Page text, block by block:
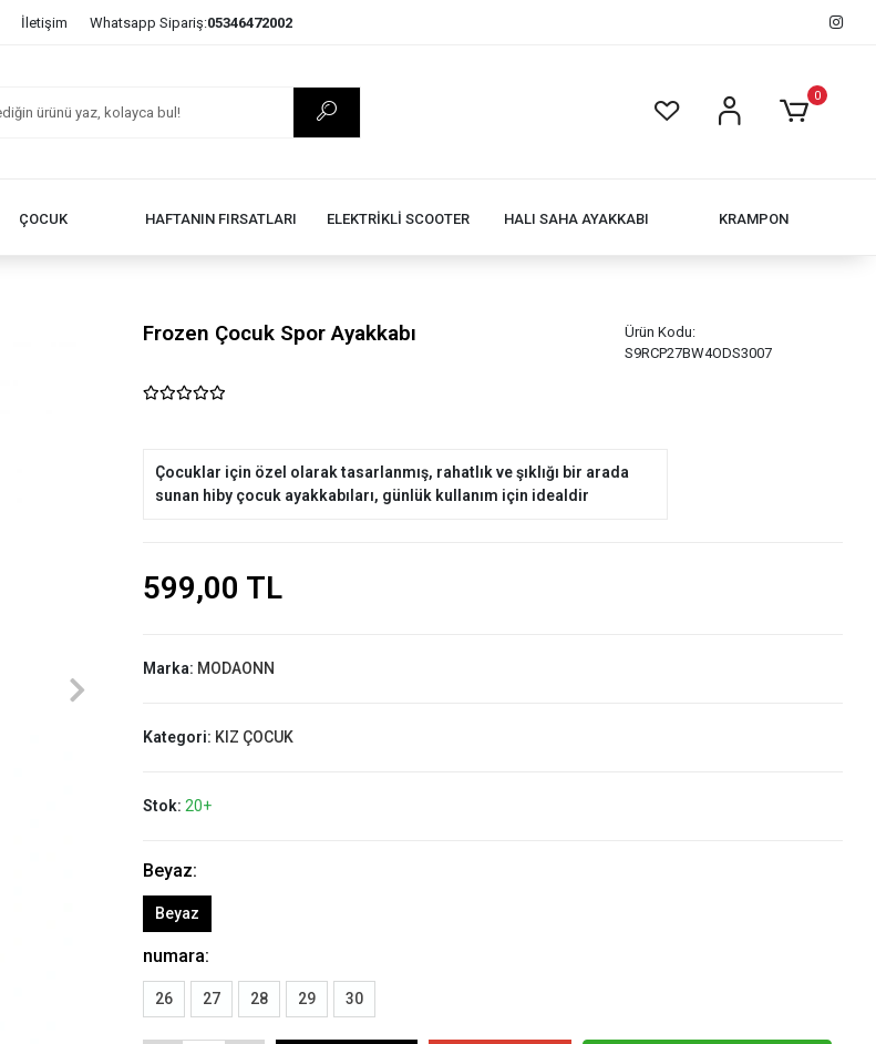
İletişim Whatsapp Sipariş:05346472002
0
ÇOCUK HAFTANIN FIRSATLARI ELEKTRİKLİ SCOOTER HALI SAHA AYAKKABI KRAMPON
Frozen Çocuk Spor Ayakkabı
Ürün Kodu:
S9RCP27BW4ODS3007
Çocuklar için özel olarak tasarlanmış, rahatlık ve şıklığı bir arada
sunan hiby çocuk ayakkabıları, günlük kullanım için idealdir
599,00 TL
Marka: MODAONN
Kategori: KIZ ÇOCUK
Stok: 20+
Beyaz:
Beyaz
numara:
26 27 28 29 30